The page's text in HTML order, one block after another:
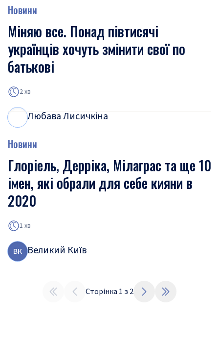
Новини
Міняю все. Понад півтисячі
українців хочуть змінити свої по
батькові
2 хв
Любава Лисичкіна
Новини
Глоріель, Дерріка, Мілаграс та ще 10
імен, які обрали для себе кияни в
2020
1 хв
ВК Великий Київ
Сторінка 1 з 2